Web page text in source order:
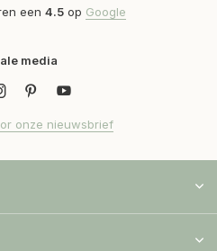
een 4.5 op Google
media
onze nieuwsbrief